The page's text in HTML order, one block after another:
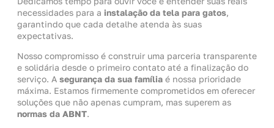
necessidades para a instalação da tela para gatos,
garantindo que cada detalhe atenda às suas
expectativas.
Nosso compromisso é construir uma parceria transparente
e solidária desde o primeiro contato até a finalização do
serviço. A segurança da sua família é nossa prioridade
máxima. Estamos firmemente comprometidos em oferecer
soluções que não apenas cumpram, mas superem as
normas da ABNT.